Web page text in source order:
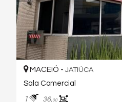
MACEIÓ - JATIÚCA
Sala Comercial
1 36,00